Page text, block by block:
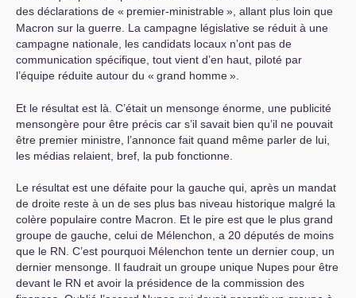
des déclarations de « premier-ministrable», allant plus loin que
Macron sur la guerre. La campagne législative se réduit à une
campagne nationale, les candidats locaux n’ont pas de
communication spécifique, tout vient d’en haut, piloté par
l’équipe réduite autour du « grand homme».
Et le résultat est là. C’était un mensonge énorme, une publicité
mensongère pour être précis car s’il savait bien qu’il ne pouvait
être premier ministre, l’annonce fait quand même parler de lui,
les médias relaient, bref, la pub fonctionne.
Le résultat est une défaite pour la gauche qui, après un mandat
de droite reste à un de ses plus bas niveau historique malgré la
colère populaire contre Macron. Et le pire est que le plus grand
groupe de gauche, celui de Mélenchon, a 20 députés de moins
que le RN . C’est pourquoi Mélenchon tente un dernier coup, un
dernier mensonge. Il faudrait un groupe unique Nupes pour être
devant le RN et avoir la présidence de la commission des